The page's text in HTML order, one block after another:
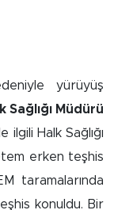
yürüyüş
Sağlığı Müdürü
ilgili Halk Sağlığı
erken teşhis
taramalarında
konuldu. Bir